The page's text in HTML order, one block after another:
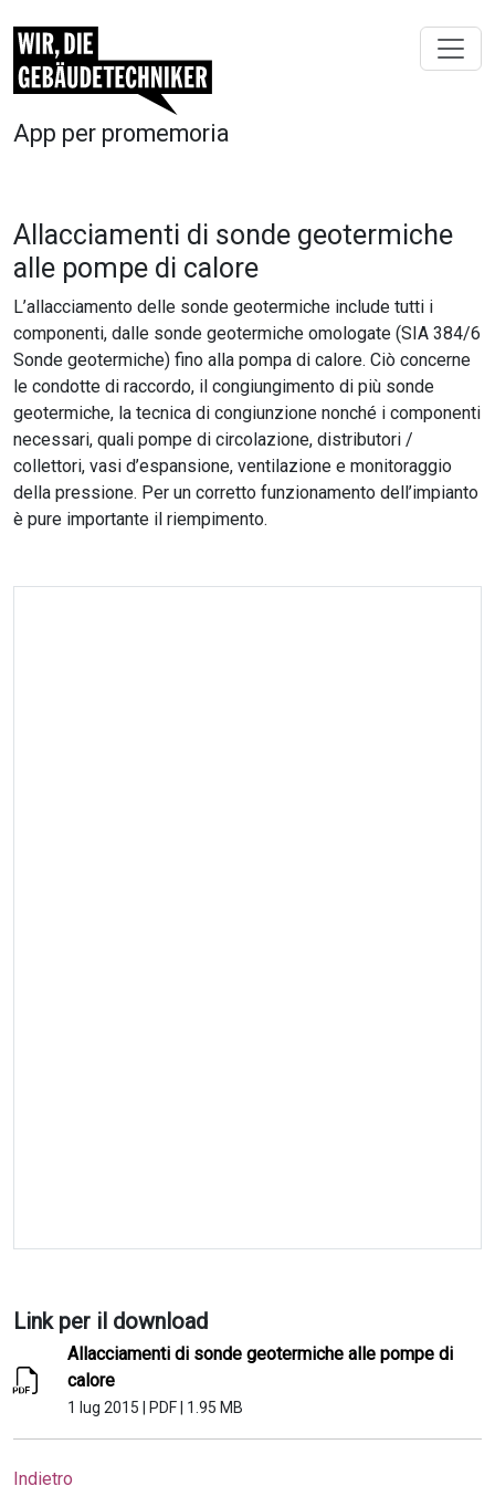
App per promemoria
Allacciamenti di sonde geotermiche
alle pompe di calore
L’allacciamento delle sonde geotermiche include tutti i
componenti, dalle sonde geotermiche omologate (SIA 384/6
Sonde geotermiche) fino alla pompa di calore. Ciò concerne
le condotte di raccordo, il congiungimento di più sonde
geotermiche, la tecnica di congiunzione nonché i componenti
necessari, quali pompe di circolazione, distributori /
collettori, vasi d’espansione, ventilazione e monitoraggio
della pressione. Per un corretto funzionamento dell’impianto
è pure importante il riempimento.
Link per il download
Allacciamenti di sonde geotermiche alle pompe di
calore
1 lug 2015 PDF 1.95 MB
Indietro